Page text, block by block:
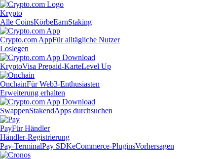
Krypto
Alle CoinsKörbeEarnStaking
Crypto.com AppFür alltägliche Nutzer
Loslegen
KryptoVisa Prepaid-KarteLevel Up
OnchainFür Web3-Enthusiasten
Erweiterung erhalten
SwappenStakendApps durchsuchen
PayFür Händler
Händler-Registrierung
Pay-TerminalPay SDKeCommerce-PluginsVorhersagen